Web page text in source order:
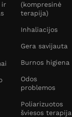
ir
(kompresinė
terapija)
Inhaliacijos
Gera savijauta
Burnos higiena
Odos
problemos
Poliarizuotos
šviesos terapija